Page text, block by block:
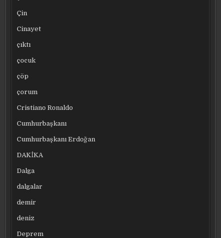
Çin
Cinayet
çıktı
çocuk
çöp
çorum
Cristiano Ronaldo
Cumhurbaşkanı
Cumhurbaşkanı Erdoğan
DAKİKA
Dalga
dalgalar
demir
deniz
Deprem